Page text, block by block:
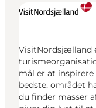
VisitNordsjælland
mål er at
bedste, området
du finder masser